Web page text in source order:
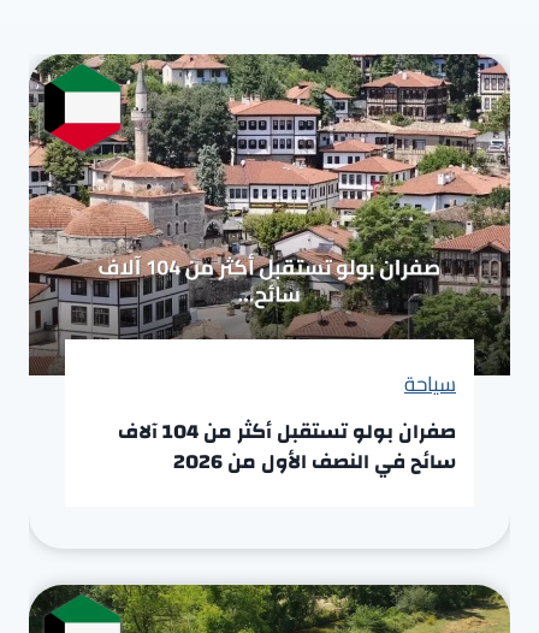
سياحة
صفران بولو تستقبل أكثر من 104 آلاف
سائح في النصف الأول من 2026